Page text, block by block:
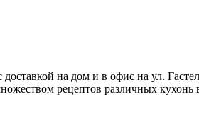
с доставкой на дом и в офис на ул.
рецептов различных